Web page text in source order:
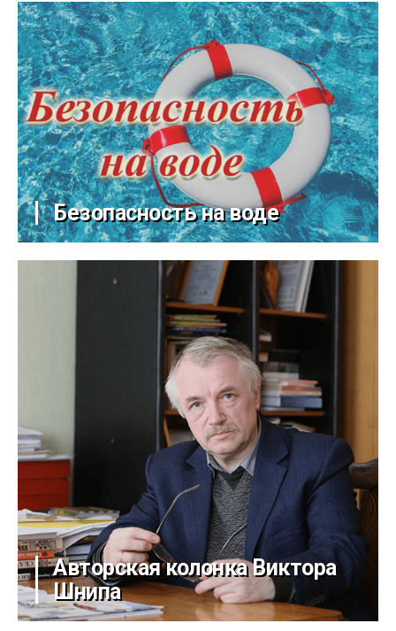
Безопасность на воде
Авторская колонка Виктора
Шнипа